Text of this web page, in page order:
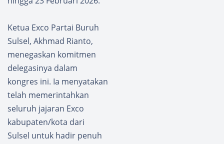
Ketua Exco Partai Buruh
Sulsel, Akhmad Rianto,
menegaskan komitmen
delegasinya dalam
kongres ini. Ia menyatakan
telah memerintahkan
seluruh jajaran Exco
kabupaten/kota dari
Sulsel untuk hadir penuh